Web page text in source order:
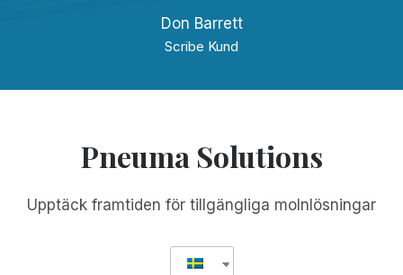
Don Barrett
Scribe Kund
Pneuma Solutions
Upptäck framtiden för tillgängliga molnlösningar